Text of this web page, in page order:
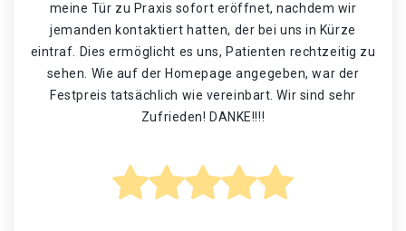
meine Tür zu Praxis sofort eröffnet, nachdem wir
jemanden kontaktiert hatten, der bei uns in Kürze
eintraf. Dies ermöglicht es uns, Patienten rechtzeitig zu
sehen. Wie auf der Homepage angegeben, war der
Festpreis tatsächlich wie vereinbart. Wir sind sehr
Zufrieden! DANKE!!!!